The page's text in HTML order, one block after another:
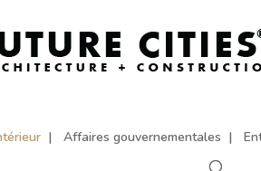
Affaires gouvernementales